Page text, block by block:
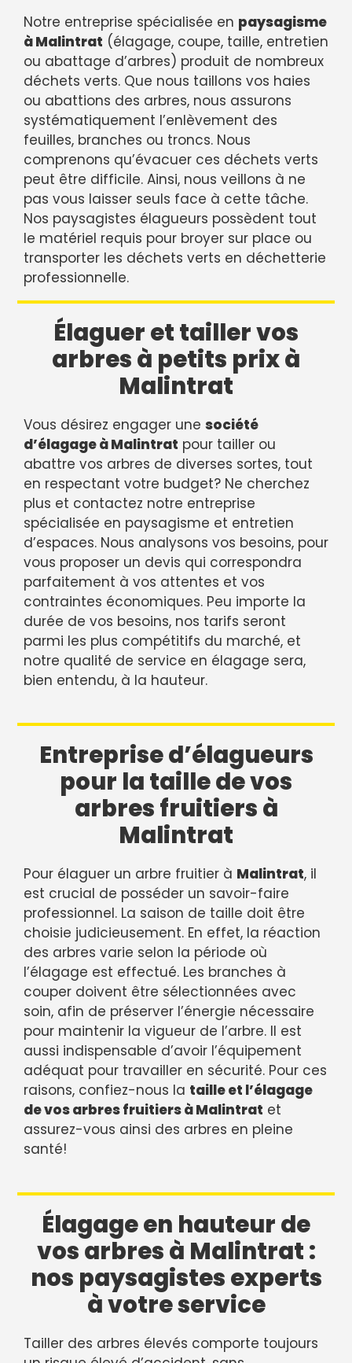
Notre entreprise spécialisée en paysagisme
à Malintrat (élagage, coupe, taille, entretien
ou abattage d’arbres) produit de nombreux
déchets verts. Que nous taillons vos haies
ou abattions des arbres, nous assurons
systématiquement l’enlèvement des
feuilles, branches ou troncs. Nous
comprenons qu’évacuer ces déchets verts
peut être difficile. Ainsi, nous veillons à ne
pas vous laisser seuls face à cette tâche.
Nos paysagistes élagueurs possèdent tout
le matériel requis pour broyer sur place ou
transporter les déchets verts en déchetterie
professionnelle.
Élaguer et tailler vos
arbres à petits prix à
Malintrat
Vous désirez engager une société
d’élagage à Malintrat pour tailler ou
abattre vos arbres de diverses sortes, tout
en respectant votre budget? Ne cherchez
plus et contactez notre entreprise
spécialisée en paysagisme et entretien
d’espaces. Nous analysons vos besoins, pour
vous proposer un devis qui correspondra
parfaitement à vos attentes et vos
contraintes économiques. Peu importe la
durée de vos besoins, nos tarifs seront
parmi les plus compétitifs du marché, et
notre qualité de service en élagage sera,
bien entendu, à la hauteur.
Entreprise d’élagueurs
pour la taille de vos
arbres fruitiers à
Malintrat
Pour élaguer un arbre fruitier à Malintrat, il
est crucial de posséder un savoir-faire
professionnel. La saison de taille doit être
choisie judicieusement. En effet, la réaction
des arbres varie selon la période où
l’élagage est effectué. Les branches à
couper doivent être sélectionnées avec
soin, afin de préserver l’énergie nécessaire
pour maintenir la vigueur de l’arbre. Il est
aussi indispensable d’avoir l’équipement
adéquat pour travailler en sécurité. Pour ces
raisons, confiez-nous la taille et l’élagage
de vos arbres fruitiers à Malintrat et
assurez-vous ainsi des arbres en pleine
santé!
Élagage en hauteur de
vos arbres à Malintrat :
nos paysagistes experts
à votre service
Tailler des arbres élevés comporte toujours